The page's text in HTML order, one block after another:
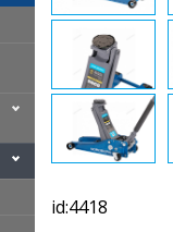
id:4418